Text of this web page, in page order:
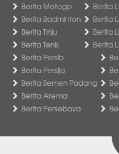
Berita Motogp
Berita Badminton
Berita Tinju
Berita Tenis
Berita
Berita
Berita
Berita
Berita Persib
Berita Persija
Berita Semen Padang
Berita Arema
Berita Persebaya